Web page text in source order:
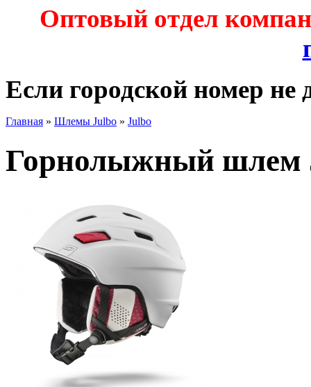
Оптовый отдел
Если городской номер не
Главная » Шлемы Julbo » Julbo
Горнолыжный шлем